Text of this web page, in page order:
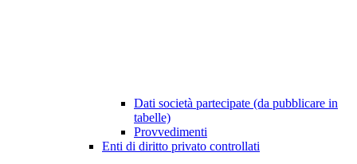
Dati società partecipate (da pubblicare in
tabelle)
Provvedimenti
Enti di diritto privato controllati